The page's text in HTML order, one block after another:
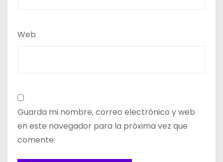
Web
Guarda mi nombre, correo electrónico y web
en este navegador para la próxima vez que
comente.